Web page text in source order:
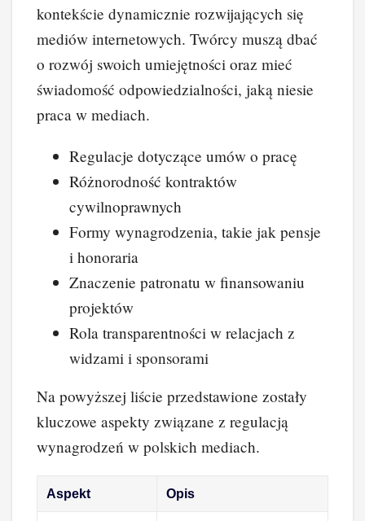
kontekście dynamicznie rozwijających się
mediów internetowych. Twórcy muszą dbać
o rozwój swoich umiejętności oraz mieć
świadomość odpowiedzialności, jaką niesie
praca w mediach.
Regulacje dotyczące umów o pracę
Różnorodność kontraktów
cywilnoprawnych
Formy wynagrodzenia, takie jak pensje
i honoraria
Znaczenie patronatu w finansowaniu
projektów
Rola transparentności w relacjach z
widzami i sponsorami
Na powyższej liście przedstawione zostały
kluczowe aspekty związane z regulacją
wynagrodzeń w polskich mediach.
Aspekt Opis